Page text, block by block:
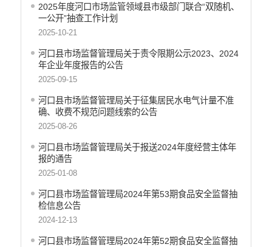
2025年度河口市场监管领域县市级部门联合“双随机、
一公开”抽查工作计划
2025-10-21
河口县市场监督管理局关于责令限期公示2023、2024
年企业年度报告的公告
2025-09-15
河口县市场监督管理局关于征集居民水电气计量不准
确、收费不规范问题线索的公告
2025-08-26
河口县市场监督管理局关于报送2024年度经营主体年
报的通告
2025-01-08
河口县市场监督管理局2024年第53期食品安全监督抽
检信息公告
2024-12-13
河口县市场监督管理局2024年第52期食品安全监督抽